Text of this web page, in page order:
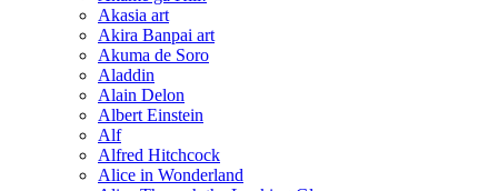
Akasia art
Akira Banpai art
Akuma de Soro
Aladdin
Alain Delon
Albert Einstein
Alf
Alfred Hitchcock
Alice in Wonderland